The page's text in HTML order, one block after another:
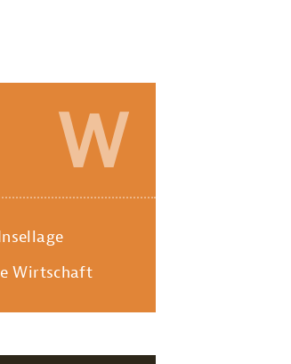
W
Wirtschaft